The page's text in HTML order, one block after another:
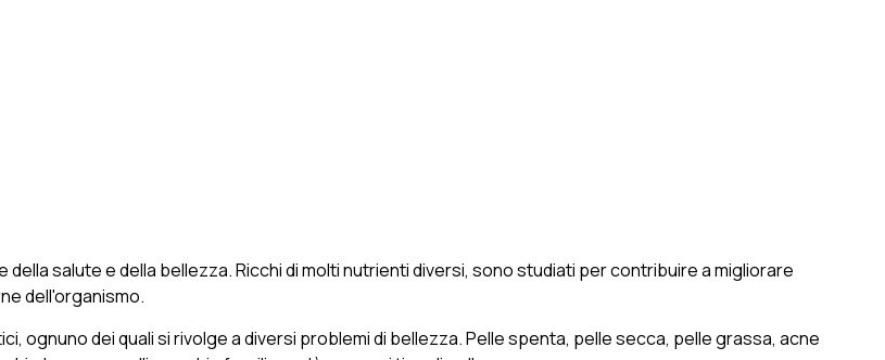
salute e della bellezza. Ricchi di molti nutrienti diversi, sono studiati per contribuire a migliorare
dell'organismo.
ognuno dei quali si rivolge a diversi problemi di bellezza. Pelle spenta, pelle secca, pelle grassa, acne